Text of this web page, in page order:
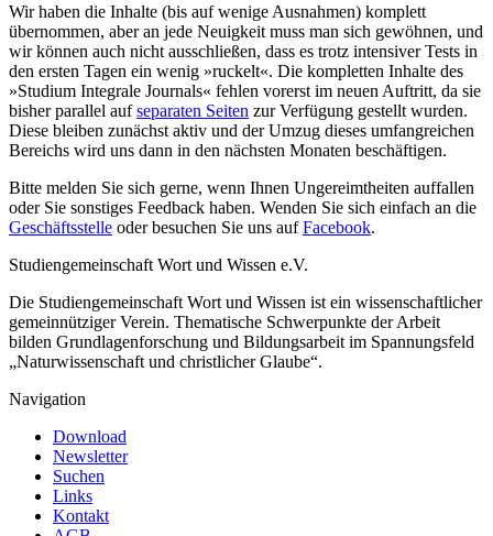
Wir haben die Inhalte (bis auf wenige Ausnahmen) komplett
übernommen, aber an jede Neuigkeit muss man sich gewöhnen, und
wir können auch nicht ausschließen, dass es trotz intensiver Tests in
den ersten Tagen ein wenig »ruckelt«. Die kompletten Inhalte des
»Studium Integrale Journals« fehlen vorerst im neuen Auftritt, da sie
bisher parallel aufseparaten Seiten zur Verfügung gestellt wurden.
Diese bleiben zunächst aktiv und der Umzug dieses umfangreichen
Bereichs wird uns dann in den nächsten Monaten beschäftigen.
Bitte melden Sie sich gerne, wenn Ihnen Ungereimtheiten auffallen
oder Sie sonstiges Feedback haben. Wenden Sie sich einfach an die
Geschäftsstelle oder besuchen Sie uns aufFacebook.
Studiengemeinschaft Wort und Wissen e.V.
Die Studiengemeinschaft Wort und Wissen ist ein wissenschaftlicher
gemeinnütziger Verein. Thematische Schwerpunkte der Arbeit
bilden Grundlagenforschung und Bildungsarbeit im Spannungsfeld
„Naturwissenschaft und christlicher Glaube“.
Navigation
Download
Newsletter
Suchen
Links
Kontakt